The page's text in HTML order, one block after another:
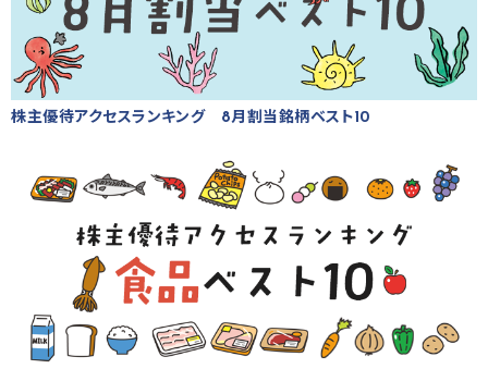
株主優待アクセスランキング 8月割当銘柄ベスト10